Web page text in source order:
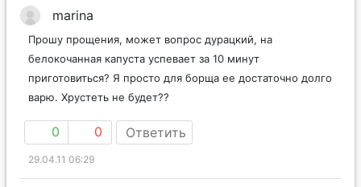
marina
Прошу прощения, может вопрос дурацкий, на
белокочанная капуста успевает за 10 минут
приготовиться? Я просто для борща ее достаточно долго
варю. Хрустеть не будет??
0 0 Ответить
29.04.11 06:29